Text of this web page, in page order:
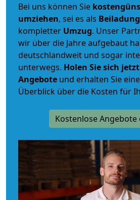
Bei uns können Sie
umziehen, sei es als Beiladung
kompletter Umzug. Unser
wir über die Jahre aufgebaut
deutschlandweit und sogar
unterwegs. Holen Sie sich
Angebote und erhalten Sie
Überblick über die Kosten für
Kostenlose Angebote